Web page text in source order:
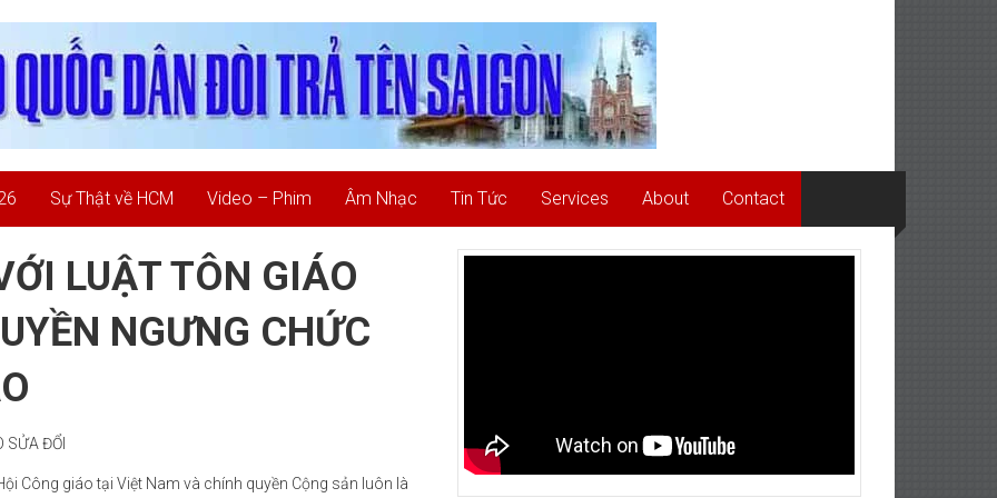
Sự Thật về HCM Video – Phim Âm Nhạc Tin Tức Services About Contact
LUẬT TÔN GIÁO
NGƯNG CHỨC
SỬA ĐỔI
Công giáo tại Việt Nam và chính quyền Cộng sản luôn là